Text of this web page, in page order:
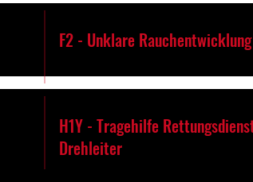
F2 - Unklare Rauchentwicklung
H1Y - Tragehilfe
Drehleiter